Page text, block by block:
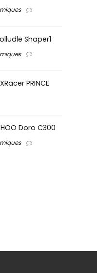
Shaper1
PRINCE
Doro C300